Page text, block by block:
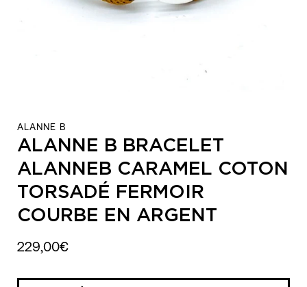
ALANNE B
ALANNE B BRACELET
ALANNEB CARAMEL COTON
TORSADÉ FERMOIR
COURBE EN ARGENT
229,00€